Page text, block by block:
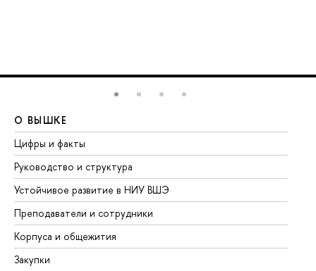
О ВЫШКЕ
Цифры и факты
Руководство и структура
Устойчивое развитие в НИУ ВШЭ
Преподаватели и сотрудники
Корпуса и общежития
Закупки